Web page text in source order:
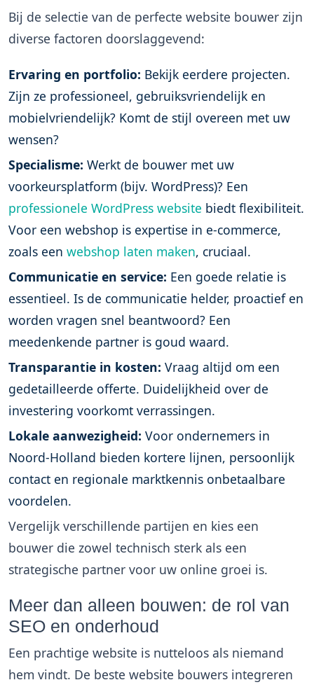
Bij de selectie van de perfecte website bouwer zijn
diverse factoren doorslaggevend:
Ervaring en portfolio: Bekijk eerdere projecten.
Zijn ze professioneel, gebruiksvriendelijk en
mobielvriendelijk? Komt de stijl overeen met uw
wensen?
Specialisme: Werkt de bouwer met uw
voorkeursplatform (bijv. WordPress)? Een
professionele WordPress website biedt flexibiliteit.
Voor een webshop is expertise in e-commerce,
zoals een webshop laten maken, cruciaal.
Communicatie en service: Een goede relatie is
essentieel. Is de communicatie helder, proactief en
worden vragen snel beantwoord? Een
meedenkende partner is goud waard.
Transparantie in kosten: Vraag altijd om een
gedetailleerde offerte. Duidelijkheid over de
investering voorkomt verrassingen.
Lokale aanwezigheid: Voor ondernemers in
Noord-Holland bieden kortere lijnen, persoonlijk
contact en regionale marktkennis onbetaalbare
voordelen.
Vergelijk verschillende partijen en kies een
bouwer die zowel technisch sterk als een
strategische partner voor uw online groei is.
Meer dan alleen bouwen: de rol van
SEO en onderhoud
Een prachtige website is nutteloos als niemand
hem vindt. De beste website bouwers integreren